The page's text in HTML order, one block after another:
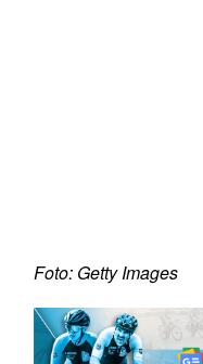
Foto: Getty Images